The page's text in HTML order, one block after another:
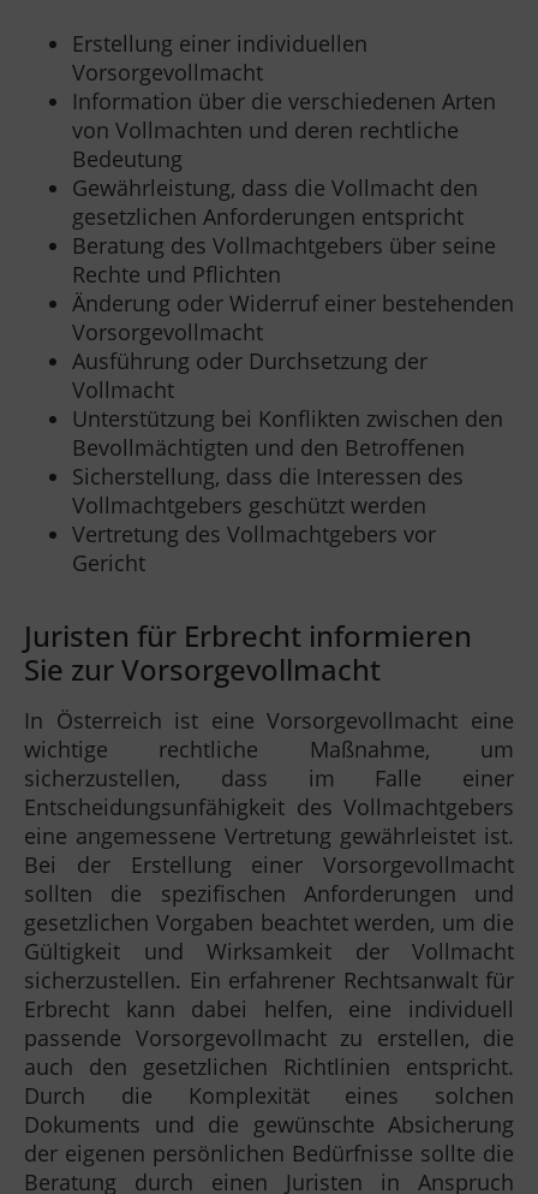
Erstellung einer individuellen
Vorsorgevollmacht
Information über die verschiedenen Arten
von Vollmachten und deren rechtliche
Bedeutung
Gewährleistung, dass die Vollmacht den
gesetzlichen Anforderungen entspricht
Beratung des Vollmachtgebers über seine
Rechte und Pflichten
Änderung oder Widerruf einer bestehenden
Vorsorgevollmacht
Ausführung oder Durchsetzung der
Vollmacht
Unterstützung bei Konflikten zwischen den
Bevollmächtigten und den Betroffenen
Sicherstellung, dass die Interessen des
Vollmachtgebers geschützt werden
Vertretung des Vollmachtgebers vor
Gericht
Juristen für Erbrecht informieren
Sie zur Vorsorgevollmacht
In Österreich ist eine Vorsorgevollmacht eine
wichtige rechtliche Maßnahme, um
sicherzustellen, dass im Falle einer
Entscheidungsunfähigkeit des Vollmachtgebers
eine angemessene Vertretung gewährleistet ist.
Bei der Erstellung einer Vorsorgevollmacht
sollten die spezifischen Anforderungen und
gesetzlichen Vorgaben beachtet werden, um die
Gültigkeit und Wirksamkeit der Vollmacht
sicherzustellen. Ein erfahrener Rechtsanwalt für
Erbrecht kann dabei helfen, eine individuell
passende Vorsorgevollmacht zu erstellen, die
auch den gesetzlichen Richtlinien entspricht.
Durch die Komplexität eines solchen
Dokuments und die gewünschte Absicherung
der eigenen persönlichen Bedürfnisse sollte die
Beratung durch einen Juristen in Anspruch